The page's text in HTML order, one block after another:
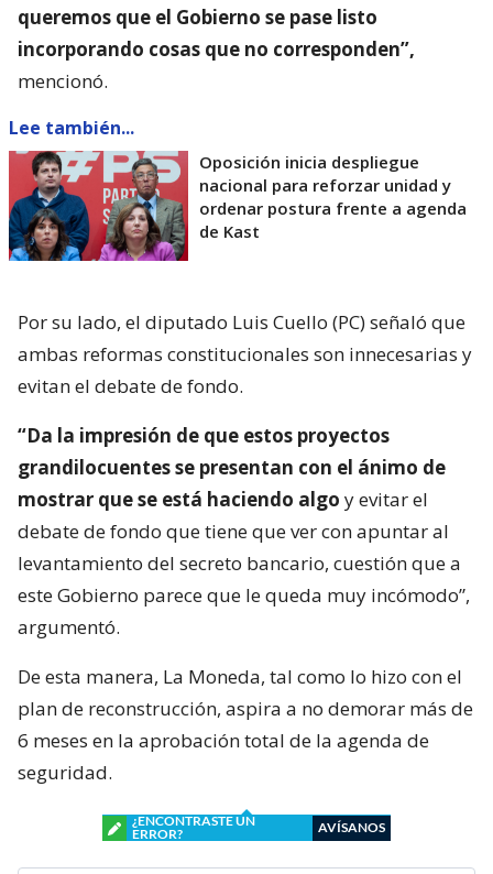
queremos que el Gobierno se pase listo
incorporando cosas que no corresponden”,
mencionó.
Lee también...
Oposición inicia despliegue
nacional para reforzar unidad y
ordenar postura frente a agenda
de Kast
Por su lado, el diputado Luis Cuello (PC) señaló que
ambas reformas constitucionales son innecesarias y
evitan el debate de fondo.
“Da la impresión de que estos proyectos
grandilocuentes se presentan con el ánimo de
mostrar que se está haciendo algo y evitar el
debate de fondo que tiene que ver con apuntar al
levantamiento del secreto bancario, cuestión que a
este Gobierno parece que le queda muy incómodo”,
argumentó.
De esta manera, La Moneda, tal como lo hizo con el
plan de reconstrucción, aspira a no demorar más de
6 meses en la aprobación total de la agenda de
seguridad.
¿ENCONTRASTE UN
ERROR?
AVÍSANOS